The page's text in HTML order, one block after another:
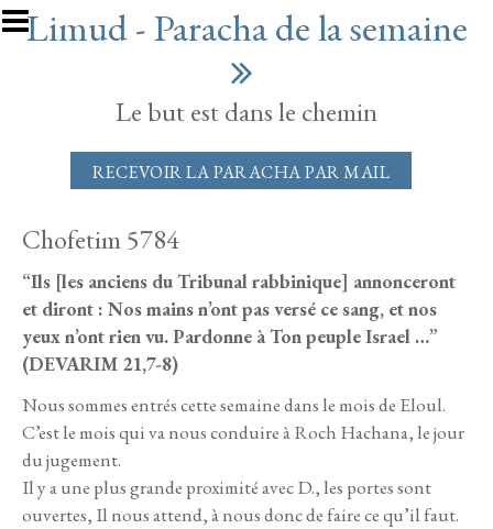
Aller au contenu principal
Limud - Paracha de la semaine
Le but est dans le chemin
RECEVOIR LA PARACHA PAR MAIL
Chofetim 5784
“Ils [les anciens du Tribunal rabbinique] annonceront
et diront : Nos mains n’ont pas versé ce sang, et nos
yeux n’ont rien vu. Pardonne à Ton peuple Israel …”
(DEVARIM 21,7-8)
Nous sommes entrés cette semaine dans le mois de Eloul.
C’est le mois qui va nous conduire à Roch Hachana, le jour
du jugement.
Il y a une plus grande proximité avec D., les portes sont
ouvertes, Il nous attend, à nous donc de faire ce qu’il faut.